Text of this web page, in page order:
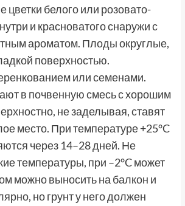
цветки белого или розовато-
и красноватого снаружи с
ароматом. Плоды округлые,
поверхностью.
или семенами.
в почвенную смесь с хорошим
не заделывая, ставят
место. При температуре +25°C
через 14–28 дней. Не
температуры, при –2°C может
можно выносить на балкон и
но грунт у него должен